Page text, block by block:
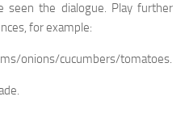
seen the dialogue. Play further
for example:
onions/cucumbers/tomatoes.